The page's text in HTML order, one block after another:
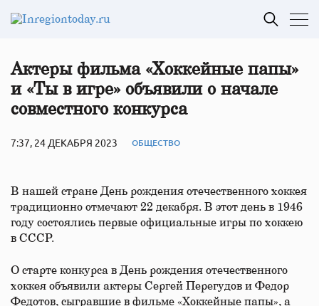
Актеры фильма «Хоккейные папы»
и «Ты в игре» объявили о начале
совместного конкурса
7:37, 24 ДЕКАБРЯ 2023 ОБЩЕСТВО
В нашей стране День рождения отечественного хоккея
традиционно отмечают 22 декабря. В этот день в 1946
году состоялись первые официальные игры по хоккею
в СССР.
О старте конкурса в День рождения отечественного
хоккея объявили актеры Сергей Перегудов и Федор
Федотов, сыгравшие в фильме «Хоккейные папы», а